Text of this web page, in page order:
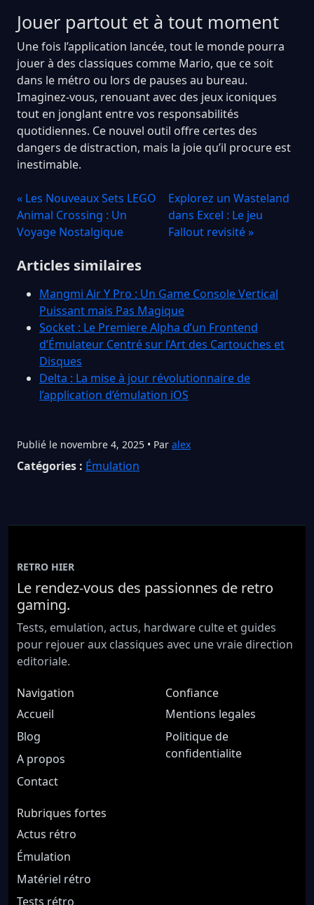
Jouer partout et à tout moment
Une fois l’application lancée, tout le monde pourra
jouer à des classiques comme Mario, que ce soit
dans le métro ou lors de pauses au bureau.
Imaginez-vous, renouant avec des jeux iconiques
tout en jonglant entre vos responsabilités
quotidiennes. Ce nouvel outil offre certes des
dangers de distraction, mais la joie qu’il procure est
inestimable.
« Les Nouveaux Sets LEGO
Animal Crossing : Un
Voyage Nostalgique
Explorez un Wasteland
dans Excel : Le jeu
Fallout revisité »
Articles similaires
Mangmi Air Y Pro : Un Game Console Vertical
Puissant mais Pas Magique
Socket : Le Premiere Alpha d’un Frontend
d’Émulateur Centré sur l’Art des Cartouches et
Disques
Delta : La mise à jour révolutionnaire de
l’application d’émulation iOS
Publié le novembre 4, 2025 • Par alex
Catégories : Émulation
RETRO HIER
Le rendez-vous des passionnes de retro
gaming.
Tests, emulation, actus, hardware culte et guides
pour rejouer aux classiques avec une vraie direction
editoriale.
Navigation
Accueil
Blog
A propos
Contact
Confiance
Mentions legales
Politique de
confidentialite
Rubriques fortes
Actus rétro
Émulation
Matériel rétro
Tests rétro